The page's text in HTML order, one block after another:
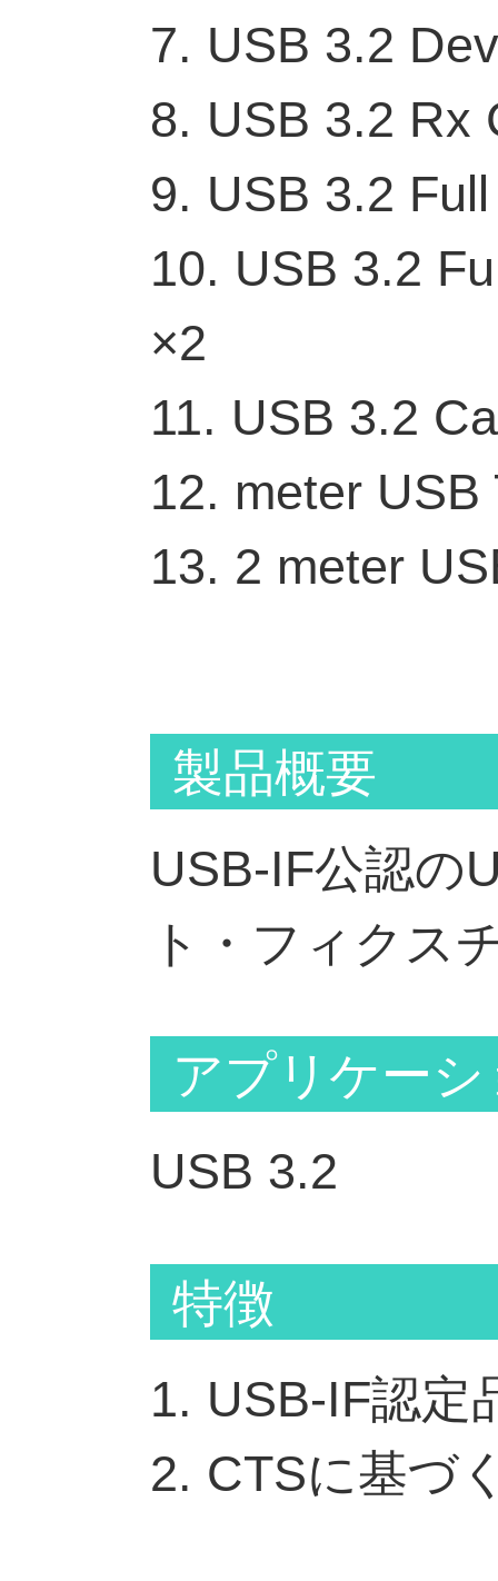
7. USB 3.2
8. USB 3.2 Rx
9. USB 3.2
10. USB 3.2
×2
11. USB 3.2
12. meter
13. 2 meter
製品概要
USB-IF公認の
ト・フィクス
アプリケー
USB 3.2
特徴
1. USB-IF認定
2. CTSに基づ